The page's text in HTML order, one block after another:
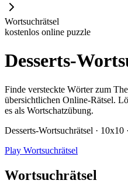
Wortsuchrätsel
kostenlos online puzzle
Desserts-
Finde versteckte Wörter zum
übersichtlichen Online-Rätsel.
es als Wortschatzübung.
Desserts-Wortsuchrätsel · 10x10
Play Wortsuchrätsel
Wortsuchrätsel